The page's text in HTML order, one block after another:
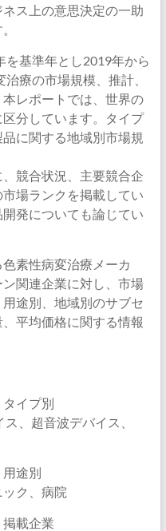
ス上の意思決定の一助
を基準年とし2019年から
療の市場規模、推計、
レポートでは、世界の
分しています。タイプ
に関する地域別市場規
競合状況、主要競合企
場ランクを掲載してい
発についても論じてい
素性病変治療メーカ
関連企業に対し、市場
途別、地域別のサブセ
平均価格に関する情報
タイプ別
、超音波デバイス、
用途別
ク、病院
掲載企業